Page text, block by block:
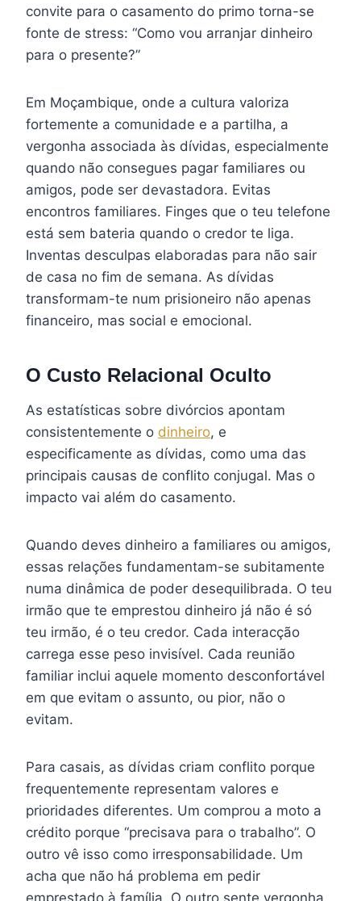
convite para o casamento do primo torna-se
fonte de stress: “Como vou arranjar dinheiro
para o presente?”
Em Moçambique, onde a cultura valoriza
fortemente a comunidade e a partilha, a
vergonha associada às dívidas, especialmente
quando não consegues pagar familiares ou
amigos, pode ser devastadora. Evitas
encontros familiares. Finges que o teu telefone
está sem bateria quando o credor te liga.
Inventas desculpas elaboradas para não sair
de casa no fim de semana. As dívidas
transformam-te num prisioneiro não apenas
financeiro, mas social e emocional.
O Custo Relacional Oculto
As estatísticas sobre divórcios apontam
consistentemente o dinheiro, e
especificamente as dívidas, como uma das
principais causas de conflito conjugal. Mas o
impacto vai além do casamento.
Quando deves dinheiro a familiares ou amigos,
essas relações fundamentam-se subitamente
numa dinâmica de poder desequilibrada. O teu
irmão que te emprestou dinheiro já não é só
teu irmão, é o teu credor. Cada interacção
carrega esse peso invisível. Cada reunião
familiar inclui aquele momento desconfortável
em que evitam o assunto, ou pior, não o
evitam.
Para casais, as dívidas criam conflito porque
frequentemente representam valores e
prioridades diferentes. Um comprou a moto a
crédito porque “precisava para o trabalho”. O
outro vê isso como irresponsabilidade. Um
acha que não há problema em pedir
emprestado à família. O outro sente vergonha